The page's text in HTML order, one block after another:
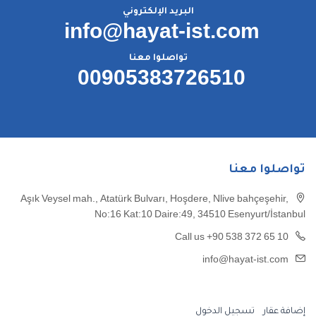
البريد الإلكتروني
info@hayat-ist.com
تواصلوا معنا
00905383726510
تواصلوا معنا
Aşık Veysel mah., Atatürk Bulvarı, Hoşdere, Nlive bahçeşehir,
No:16 Kat:10 Daire:49, 34510 Esenyurt/İstanbul
Call us +90 538 372 65 10
info@hayat-ist.com
إضافة عقار تسجيل الدخول